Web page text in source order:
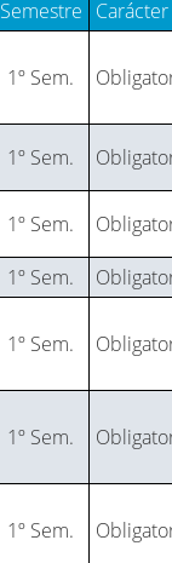
Semestre Carácter
1º Sem.
1º Sem.
1º Sem.
1º Sem.
1º Sem.
1º Sem.
1º Sem.